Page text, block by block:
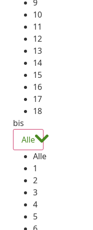
9
10
11
12
13
14
15
16
17
18
bis
Alle
Alle
1
2
3
4
5